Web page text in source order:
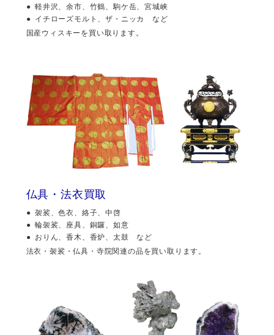
軽井沢、余市、竹鶴、駒ケ岳、宮城峡
イチローズモルト、ザ・ニッカ など
国産ウィスキーを買い取ります。
仏具・法衣買取
袈裟、色衣、絡子、中啓
輪袈裟、座具、銅鑼、如意
おりん、香木、香炉、太鼓 など
法衣・袈裟・仏具・寺院関連の品を買い取ります。